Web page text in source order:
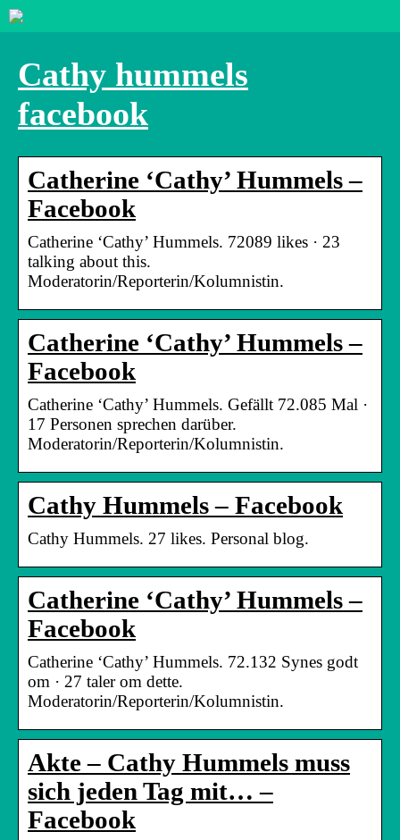
Cathy hummels
facebook
Catherine ‘Cathy’ Hummels –
Facebook
Catherine ‘Cathy’ Hummels. 72089 likes · 23
talking about this.
Moderatorin/Reporterin/Kolumnistin.
Catherine ‘Cathy’ Hummels –
Facebook
Catherine ‘Cathy’ Hummels. Gefällt 72.085 Mal ·
17 Personen sprechen darüber.
Moderatorin/Reporterin/Kolumnistin.
Cathy Hummels – Facebook
Cathy Hummels. 27 likes. Personal blog.
Catherine ‘Cathy’ Hummels –
Facebook
Catherine ‘Cathy’ Hummels. 72.132 Synes godt
om · 27 taler om dette.
Moderatorin/Reporterin/Kolumnistin.
Akte – Cathy Hummels muss
sich jeden Tag mit… –
Facebook